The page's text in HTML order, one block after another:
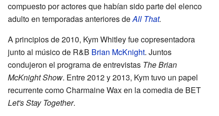
compuesto por actores que habían sido parte del elenco
adulto en temporadas anteriores deAll That.
A principios de 2010, Kym Whitley fue copresentadora
junto al músico de R&B Brian McKnight. Juntos
condujeron el programa de entrevistas The Brian
McKnight Show. Entre 2012 y 2013, Kym tuvo un papel
recurrente como Charmaine Wax en la comedia de BET
Let's Stay Together.